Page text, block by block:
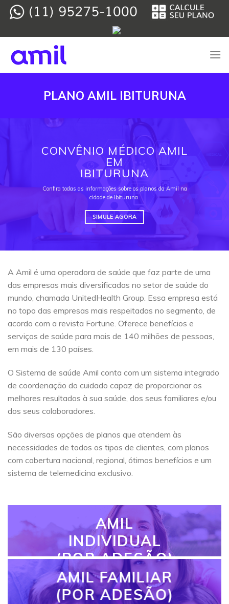
Skip
PLANO AMIL IBITURUNA
CONVÊNIO MÉDICO AMIL
EM
IBITURUNA
Confira todas as informações sobre os planos da Amil na
cidade de Ibituruna.
SIMULE AGORA
A Amil é uma operadora de saúde que faz parte de uma
das empresas mais diversificadas no setor de saúde do
mundo, chamada UnitedHealth Group. Essa empresa está
no topo das empresas mais respeitadas no segmento, de
acordo com a revista Fortune. Oferece benefícios e
serviços de saúde para mais de 140 milhões de pessoas,
em mais de 130 países.
O Sistema de saúde Amil conta com um sistema integrado
de coordenação do cuidado capaz de proporcionar os
melhores resultados à sua saúde, dos seus familiares e/ou
dos seus colaboradores.
São diversas opções de planos que atendem às
necessidades de todos os tipos de clientes, com planos
com cobertura nacional, regional, ótimos benefícios e um
sistema de telemedicina exclusivo.
AMIL
INDIVIDUAL
(POR ADESÃO)
AMIL FAMILIAR
(POR ADESÃO)